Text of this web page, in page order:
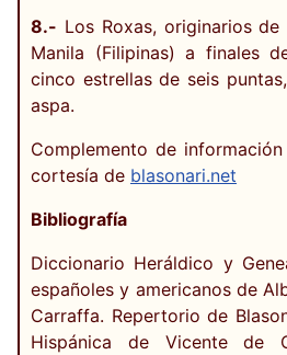
8.- Los Roxas, originarios
Manila (Filipinas) a finales
cinco estrellas de seis
aspa.
Complemento de
cortesía de blasonari.net
Bibliografía
Diccionario Heráldico y
españoles y americanos de
Carraffa. Repertorio de
Hispánica de Vicente de